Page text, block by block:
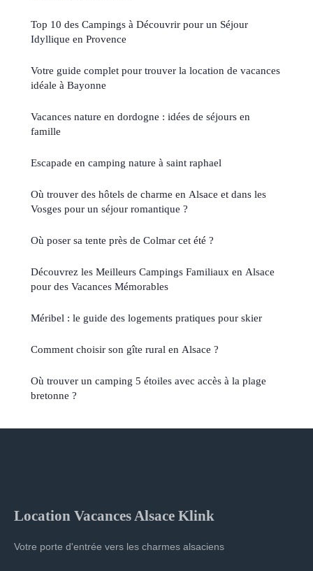
Top 10 des Campings à Découvrir pour un Séjour
Idyllique en Provence
Votre guide complet pour trouver la location de vacances
idéale à Bayonne
Vacances nature en dordogne : idées de séjours en
famille
Escapade en camping nature à saint raphael
Où trouver des hôtels de charme en Alsace et dans les
Vosges pour un séjour romantique ?
Où poser sa tente près de Colmar cet été ?
Découvrez les Meilleurs Campings Familiaux en Alsace
pour des Vacances Mémorables
Méribel : le guide des logements pratiques pour skier
Comment choisir son gîte rural en Alsace ?
Où trouver un camping 5 étoiles avec accès à la plage
bretonne ?
Location Vacances Alsace Klink
Votre porte d'entrée vers les charmes alsaciens